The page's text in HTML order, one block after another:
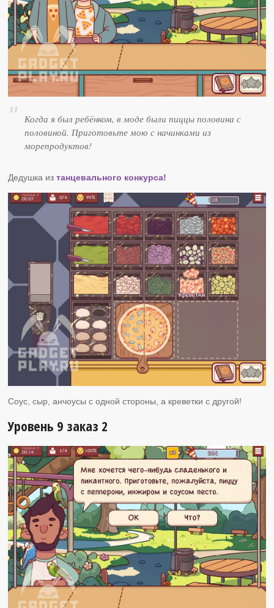
Когда я был ребёнком, в моде были пиццы половина с
половиной. Приготовьте мою с начинками из
морепродуктов!
Дедушка изтанцевального конкурса!
Соус, сыр, анчоусы с одной стороны, а креветки с другой!
Уровень 9 заказ 2